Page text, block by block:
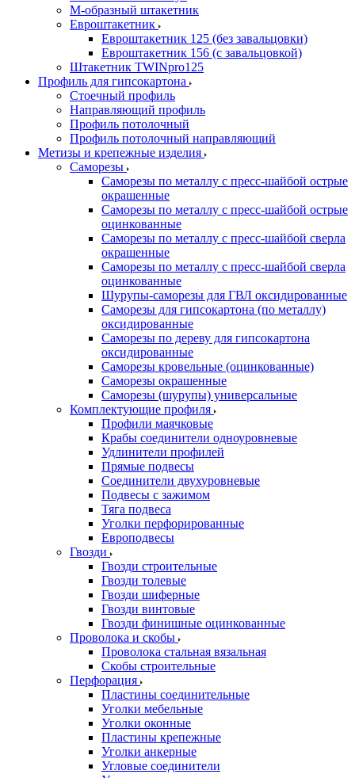
М-образный штакетник
Евроштакетник
Евроштакетник 125 (без завальцовки)
Евроштакетник 156 (с завальцовкой)
Штакетник TWINpro125
Профиль для гипсокартона
Стоечный профиль
Направляющий профиль
Профиль потолочный
Профиль потолочный направляющий
Метизы и крепежные изделия
Саморезы
Саморезы по металлу с пресс-шайбой острые
окрашенные
Саморезы по металлу с пресс-шайбой острые
оцинкованные
Саморезы по металлу с пресс-шайбой сверла
окрашенные
Саморезы по металлу с пресс-шайбой сверла
оцинкованные
Шурупы-саморезы для ГВЛ оксидированные
Саморезы для гипсокартона (по металлу)
оксидированные
Саморезы по дереву для гипсокартона
оксидированные
Саморезы кровельные (оцинкованные)
Саморезы окрашенные
Саморезы (шурупы) универсальные
Комплектующие профиля
Профили маячковые
Крабы соединители одноуровневые
Удлинители профилей
Прямые подвесы
Соединители двухуровневые
Подвесы с зажимом
Тяга подвеса
Уголки перфорированные
Европодвесы
Гвозди
Гвозди строительные
Гвозди толевые
Гвозди шиферные
Гвозди винтовые
Гвозди финишные оцинкованные
Проволока и скобы
Проволока стальная вязальная
Скобы строительные
Перфорация
Пластины соединительные
Уголки мебельные
Уголки оконные
Пластины крепежные
Уголки анкерные
Угловые соединители